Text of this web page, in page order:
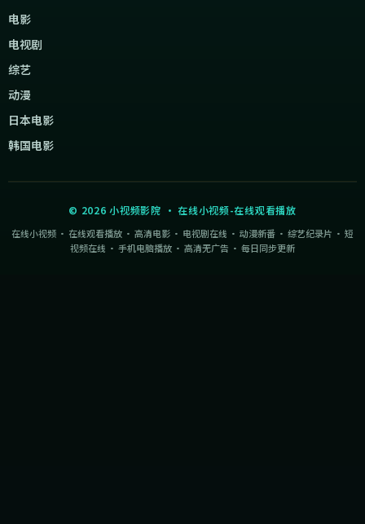
电影
电视剧
综艺
动漫
日本电影
韩国电影
© 2026 小视频影院 ·在线小视频-在线观看播放
在线小视频 · 在线观看播放 · 高清电影 · 电视剧在线 · 动漫新番 · 综艺纪录片 · 短
视频在线 · 手机电脑播放 · 高清无广告 · 每日同步更新